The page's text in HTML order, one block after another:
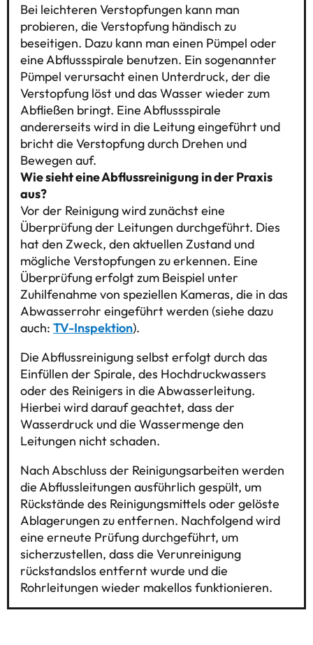
Bei leichteren Verstopfungen kann man
probieren, die Verstopfung händisch zu
beseitigen. Dazu kann man einen Pümpel oder
eine Abflussspirale benutzen. Ein sogenannter
Pümpel verursacht einen Unterdruck, der die
Verstopfung löst und das Wasser wieder zum
Abfließen bringt. Eine Abflussspirale
andererseits wird in die Leitung eingeführt und
bricht die Verstopfung durch Drehen und
Bewegen auf.
Wie sieht eine Abflussreinigung in der Praxis
aus?
Vor der Reinigung wird zunächst eine
Überprüfung der Leitungen durchgeführt. Dies
hat den Zweck, den aktuellen Zustand und
mögliche Verstopfungen zu erkennen. Eine
Überprüfung erfolgt zum Beispiel unter
Zuhilfenahme von speziellen Kameras, die in das
Abwasserrohr eingeführt werden (siehe dazu
auch: TV-Inspektion).
Die Abflussreinigung selbst erfolgt durch das
Einfüllen der Spirale, des Hochdruckwassers
oder des Reinigers in die Abwasserleitung.
Hierbei wird darauf geachtet, dass der
Wasserdruck und die Wassermenge den
Leitungen nicht schaden.
Nach Abschluss der Reinigungsarbeiten werden
die Abflussleitungen ausführlich gespült, um
Rückstände des Reinigungsmittels oder gelöste
Ablagerungen zu entfernen. Nachfolgend wird
eine erneute Prüfung durchgeführt, um
sicherzustellen, dass die Verunreinigung
rückstandslos entfernt wurde und die
Rohrleitungen wieder makellos funktionieren.